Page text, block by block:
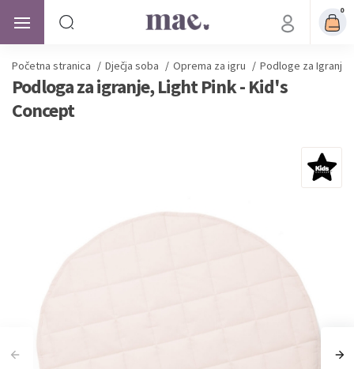
0
Početna stranica / Dječja soba / Oprema za igru / Podloge za Igranje
Podloga za igranje, Light Pink - Kid's
Concept